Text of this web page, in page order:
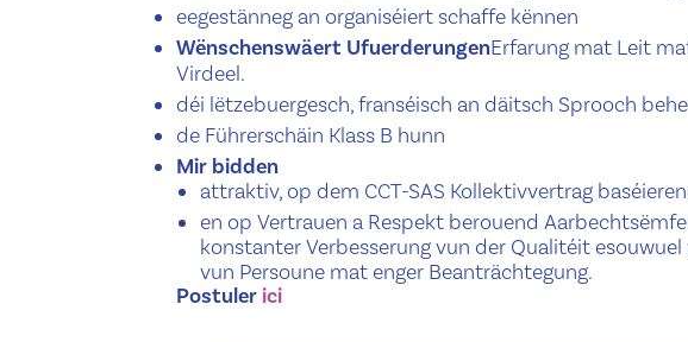
eegestänneg an organiséiert schaffe kënnen
Wënschenswäert UfuerderungenErfarung mat Leit
Virdeel.
déi lëtzebuergesch, franséisch an däitsch Sprooch
de Führerschäin Klass B hunn
Mir bidden
attraktiv, op dem CCT-SAS Kollektivvertrag
en op Vertrauen a Respekt berouend
konstanter Verbesserung vun der Qualitéit
vun Persoune mat enger Beanträchtegung.
Postuler ici